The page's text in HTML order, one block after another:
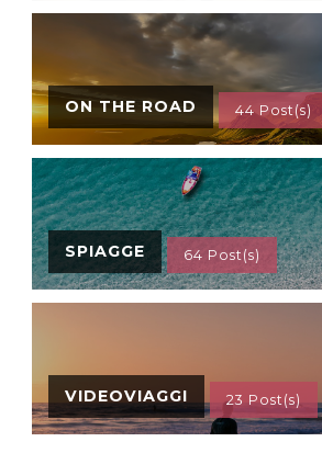
ON THE ROAD 44 Post(s)
SPIAGGE 64 Post(s)
VIDEOVIAGGI 23 Post(s)